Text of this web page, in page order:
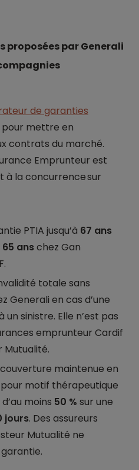
proposées par Generali
de garanties
pour mettre en
contrats du marché.
Emprunteur est
à la concurrence sur
PTIA jusqu’à 67 ans
65 anschez Gan
totale sans
Generali en cas d’une
sinistre. Elle n’est pas
emprunteur Cardif
Mutualité.
maintenue en
motif thérapeutique
moins 50 % sur une
jours. Des assureurs
Mutualité ne